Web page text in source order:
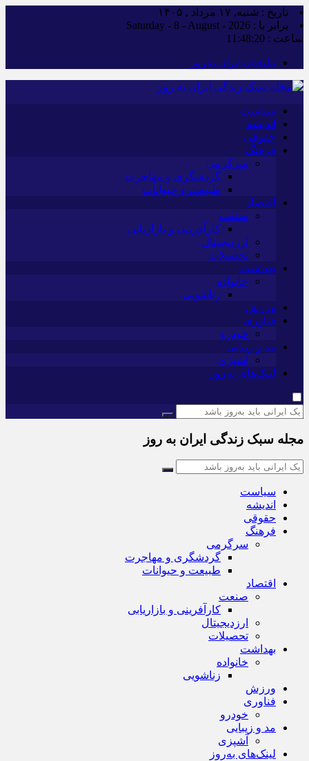
تاریخ : شنبه, ۱۷ مرداد , ۱۴۰۵
برابر با : Saturday - 8 - August - 2026
ساعت : 11:48:21
تبلیغات ایران به‌روز
سیاست
اندیشه
حقوقی
فرهنگ
سرگرمی
گردشگری و مهاجرت
طبیعت و حیوانات
اقتصاد
صنعت
کارآفرینی و بازاریابی
ارزدیجیتال
تحصیلات
بهداشت
خانواده
زناشویی
ورزش
فناوری
خودرو
مد و زیبایی
آشپزی
لینک‌های به‌روز
مجله سبک زندگی ایران به روز
سیاست
اندیشه
حقوقی
فرهنگ
سرگرمی
گردشگری و مهاجرت
طبیعت و حیوانات
اقتصاد
صنعت
کارآفرینی و بازاریابی
ارزدیجیتال
تحصیلات
بهداشت
خانواده
زناشویی
ورزش
فناوری
خودرو
مد و زیبایی
آشپزی
لینک‌های به‌روز